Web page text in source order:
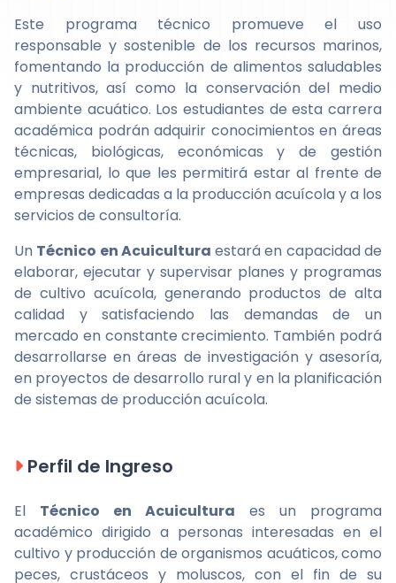
Este programa técnico promueve el uso
responsable y sostenible de los recursos marinos,
fomentando la producción de alimentos saludables
y nutritivos, así como la conservación del medio
ambiente acuático. Los estudiantes de esta carrera
académica podrán adquirir conocimientos en áreas
técnicas, biológicas, económicas y de gestión
empresarial, lo que les permitirá estar al frente de
empresas dedicadas a la producción acuícola y a los
servicios de consultoría.
Un Técnico en Acuicultura estará en capacidad de
elaborar, ejecutar y supervisar planes y programas
de cultivo acuícola, generando productos de alta
calidad y satisfaciendo las demandas de un
mercado en constante crecimiento. También podrá
desarrollarse en áreas de investigación y asesoría,
en proyectos de desarrollo rural y en la planificación
de sistemas de producción acuícola.
Perfil de Ingreso
El Técnico en Acuicultura es un programa
académico dirigido a personas interesadas en el
cultivo y producción de organismos acuáticos, como
peces, crustáceos y moluscos, con el fin de su